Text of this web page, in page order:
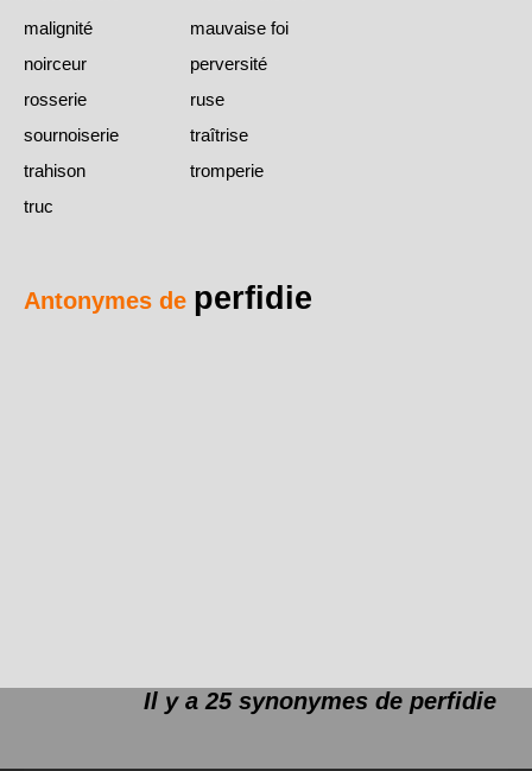
malignité
mauvaise foi
noirceur
perversité
rosserie
ruse
sournoiserie
traîtrise
trahison
tromperie
truc
Antonymes de perfidie
Il y a 25 synonymes de perfidie